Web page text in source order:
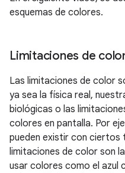
esquemas de colores.
Limitaciones de
Las limitaciones de color
ya sea la física real,
biológicas o las
colores en pantalla. Por
pueden existir con ciertos
limitaciones de color son
usar colores como el azul